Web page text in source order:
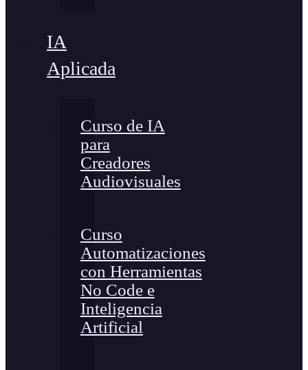
IA
Aplicada
Curso de IA
para
Creadores
Audiovisuales
Curso
Automatizaciones
con Herramientas
No Code e
Inteligencia
Artificial